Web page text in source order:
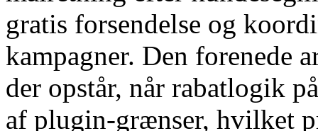
gratis forsendelse og
kampagner. Den forenede
der opstår, når rabatlogik
af plugin-grænser, hvilket